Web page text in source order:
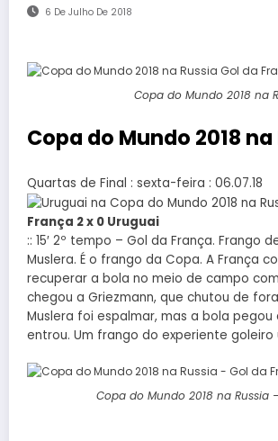
6 De Julho De 2018
Copa do Mundo 2018 na
Copa do Mundo 2018
Quartas de Final : sexta-feira : 06.07.18
França 2 x 0 Uruguai
:: 15′ 2º tempo – Gol da França. Frango
Muslera. É o frango da Copa. A França
recuperar a bola no meio de campo
chegou a Griezmann, que chutou de
Muslera foi espalmar, mas a bola
entrou. Um frango do experiente goleiro
Copa do Mundo 2018 na Russia